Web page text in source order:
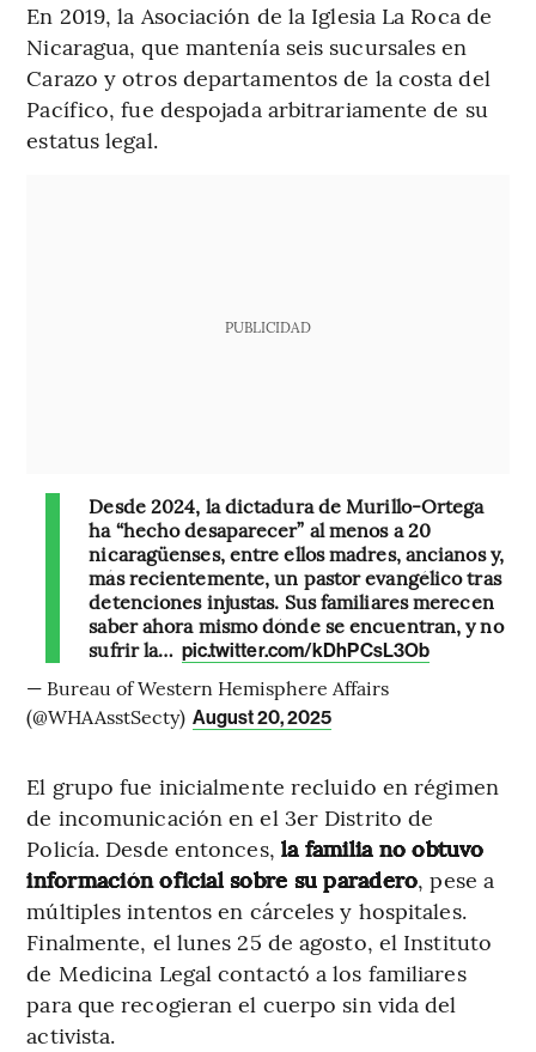
En 2019, la Asociación de la Iglesia La Roca de
Nicaragua, que mantenía seis sucursales en
Carazo y otros departamentos de la costa del
Pacífico, fue despojada arbitrariamente de su
estatus legal.
PUBLICIDAD
Desde 2024, la dictadura de Murillo-Ortega
ha “hecho desaparecer” al menos a 20
nicaragüenses, entre ellos madres, ancianos y,
más recientemente, un pastor evangélico tras
detenciones injustas. Sus familiares merecen
saber ahora mismo dónde se encuentran, y no
sufrir la… pic.twitter.com/kDhPCsL3Ob
— Bureau of Western Hemisphere Affairs
(@WHAAsstSecty) August 20, 2025
El grupo fue inicialmente recluido en régimen
de incomunicación en el 3er Distrito de
Policía. Desde entonces, la familia no obtuvo
información oficial sobre su paradero, pese a
múltiples intentos en cárceles y hospitales.
Finalmente, el lunes 25 de agosto, el Instituto
de Medicina Legal contactó a los familiares
para que recogieran el cuerpo sin vida del
activista.